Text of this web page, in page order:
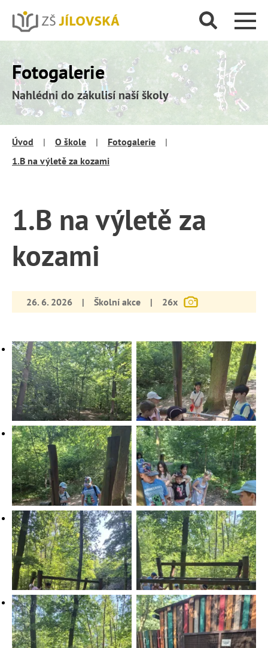
Fotogalerie
Nahlédni do zákulisí naší školy
Úvod | O škole | Fotogalerie
|
1.B na výletě za kozami
1.B na výletě za
kozami
26. 6. 2026 | Školní akce | 26x